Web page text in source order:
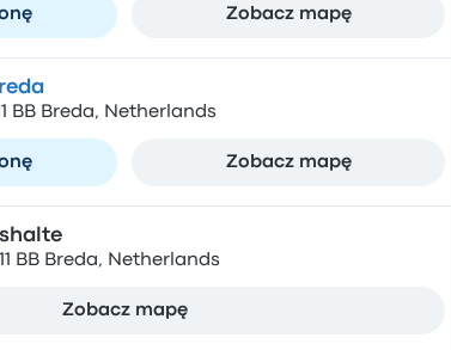
Zobacz mapę
BB Breda, Netherlands
Zobacz mapę
BB Breda, Netherlands
Zobacz mapę